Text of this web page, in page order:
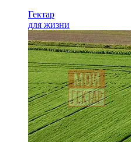
Гектар
для жизни